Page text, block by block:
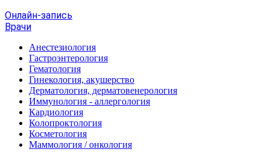
Онлайн-запись
Врачи
Анестезиология
Гастроэнтерология
Гематология
Гинекология, акушерство
Дерматология, дерматовенерология
Иммунология - аллергология
Кардиология
Колопроктология
Косметология
Маммология / онкология